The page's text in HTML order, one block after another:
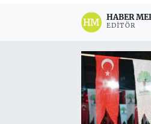
HABER
EDITÖR
Haber Arşivi